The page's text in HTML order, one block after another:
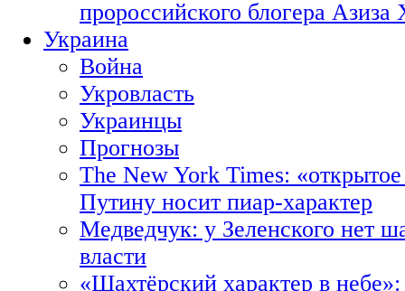
пророссийского блогера Азиза
Украина
Война
Укровласть
Украинцы
Прогнозы
The New York Times:
Путину носит пиар-характер
Медведчук: у Зеленского нет
власти
«Шахтёрский характер в